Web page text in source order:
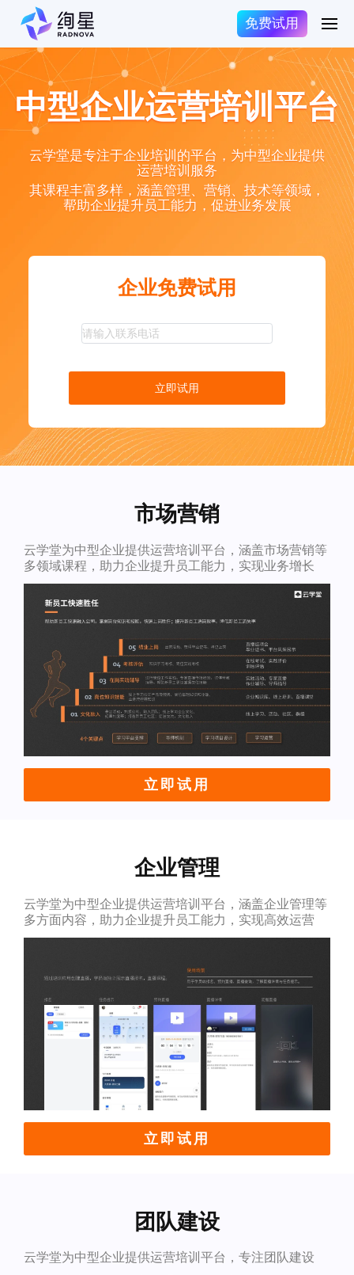
免费试用
中型企业运营培训平台
云学堂是专注于企业培训的平台，为中型企业提供
运营培训服务
其课程丰富多样，涵盖管理、营销、技术等领域，
帮助企业提升员工能力，促进业务发展
企业免费试用
立即试用
市场营销
云学堂为中型企业提供运营培训平台，涵盖市场营销等
多领域课程，助力企业提升员工能力，实现业务增长
立即试用
企业管理
云学堂为中型企业提供运营培训平台，涵盖企业管理等
多方面内容，助力企业提升员工能力，实现高效运营
立即试用
团队建设
云学堂为中型企业提供运营培训平台，专注团队建设